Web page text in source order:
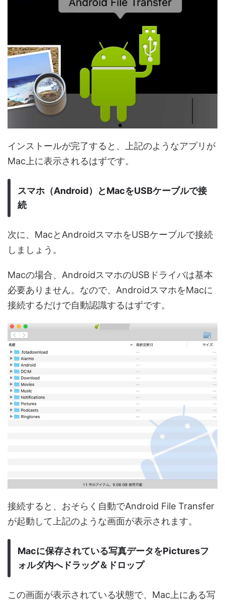
インストールが完了すると、上記のようなアプリが
Mac上に表示されるはずです。
スマホ（Android）とMacをUSBケーブルで接
続
次に、MacとAndroidスマホをUSBケーブルで接続
しましょう。
Macの場合、AndroidスマホのUSBドライバは基本
必要ありません。なので、AndroidスマホをMacに
接続するだけで自動認識するはずです。
接続すると、おそらく自動でAndroid File Transfer
が起動して上記のような画面が表示されます。
Macに保存されている写真データをPicturesフ
ォルダ内へドラッグ＆ドロップ
この画面が表示されている状態で、Mac上にある写